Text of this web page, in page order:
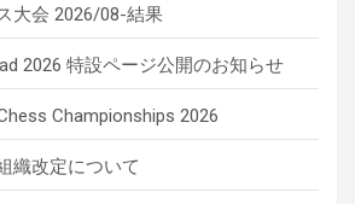
大会 2026/08-結果
2026 特設ページ公開のお知らせ
Championships 2026
織改定について